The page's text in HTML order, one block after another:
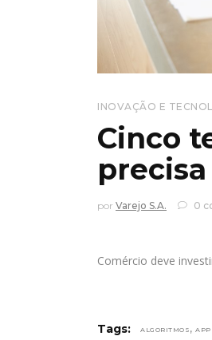
INOVAÇÃO E
Cinco
por Varejo S.A. 0
Comércio deve
Tags: ALGORITMOS , APP